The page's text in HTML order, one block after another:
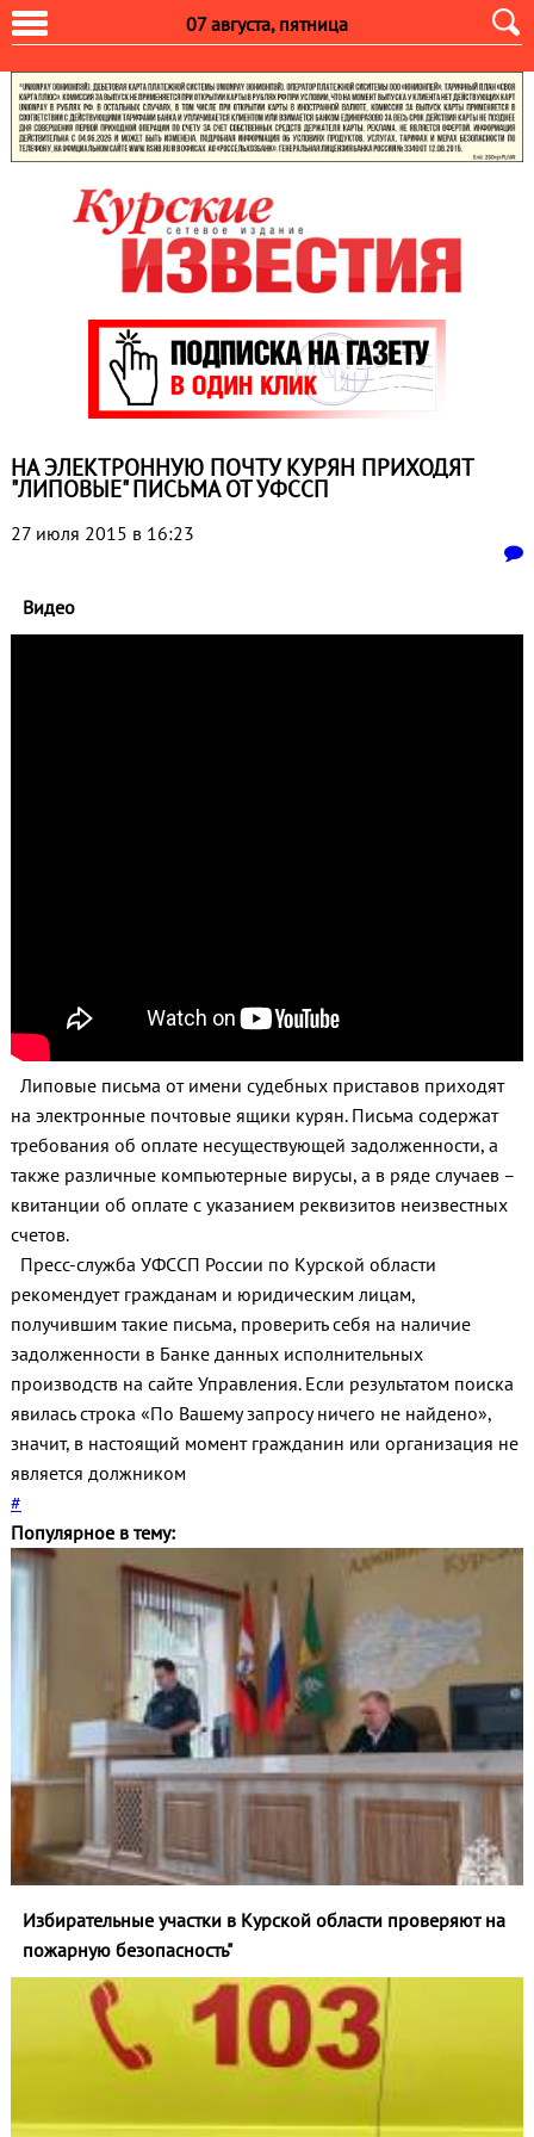
07 августа, пятница
НА ЭЛЕКТРОННУЮ ПОЧТУ КУРЯН ПРИХОДЯТ
"ЛИПОВЫЕ" ПИСЬМА ОТ УФССП
27 июля 2015 в 16:23
Видео
Липовые письма от имени судебных приставов приходят
на электронные почтовые ящики курян. Письма содержат
требования об оплате несуществующей задолженности, а
также различные компьютерные вирусы, а в ряде случаев –
квитанции об оплате с указанием реквизитов неизвестных
счетов.
Пресс-служба УФССП России по Курской области
рекомендует гражданам и юридическим лицам,
получившим такие письма, проверить себя на наличие
задолженности в Банке данных исполнительных
производств на сайте Управления. Если результатом поиска
явилась строка «По Вашему запросу ничего не найдено»,
значит, в настоящий момент гражданин или организация не
является должником
#
Популярное в тему:
Избирательные участки в Курской области проверяют на
пожарную безопасность"